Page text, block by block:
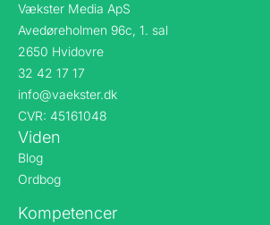
Vækster Media ApS
Avedøreholmen 96c, 1. sal
2650 Hvidovre
32 42 17 17
info@vaekster.dk
CVR: 45161048
Viden
Blog
Ordbog
Kompetencer